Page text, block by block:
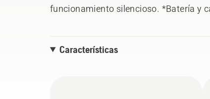
funcionamiento silencioso. *Batería y
Características